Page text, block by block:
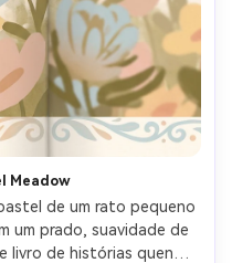
Meadow
de um rato pequeno
um prado, suavidade de
de histórias quente,